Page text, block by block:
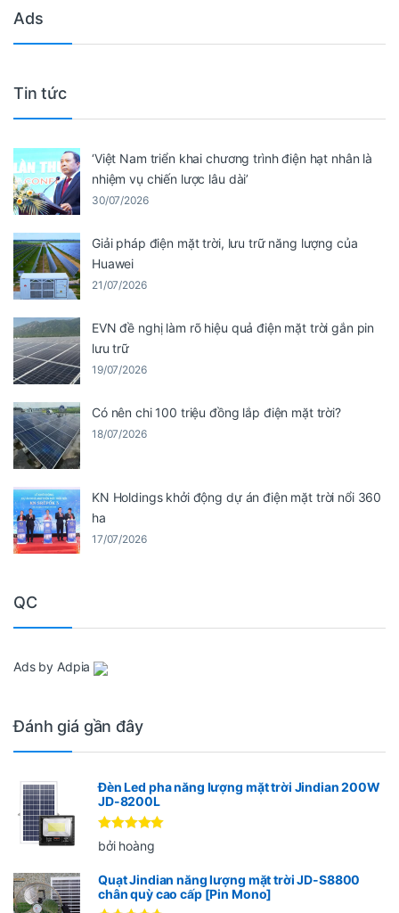
Ads
Tin tức
‘Việt Nam triển khai chương trình điện hạt nhân là
nhiệm vụ chiến lược lâu dài’
30/07/2026
Giải pháp điện mặt trời, lưu trữ năng lượng của
Huawei
21/07/2026
EVN đề nghị làm rõ hiệu quả điện mặt trời gắn pin
lưu trữ
19/07/2026
Có nên chi 100 triệu đồng lắp điện mặt trời?
18/07/2026
KN Holdings khởi động dự án điện mặt trời nổi 360
ha
17/07/2026
QC
Ads by Adpia
Đánh giá gần đây
Đèn Led pha năng lượng mặt trời Jindian 200W
JD-8200L
Được xếp
hạng55
bởi hoàng
Quạt Jindian năng lượng mặt trời JD-S8800
chân quỳ cao cấp [Pin Mono]